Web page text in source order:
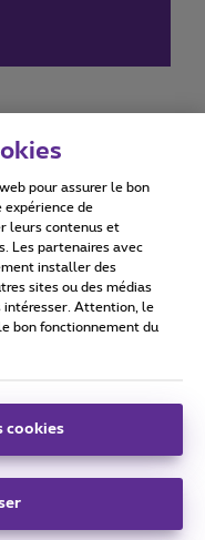
statement
Bruxelles.
pour assurer le bon
de
leurs contenus et
Les partenaires avec
installer des
sites ou des médias
intéresser. Attention, le
bon fonctionnement du
cookies